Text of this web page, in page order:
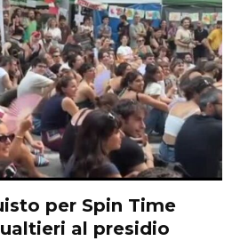
per Spin Time
al presidio